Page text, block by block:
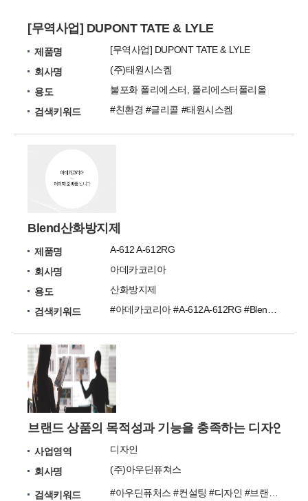
[무역사업] DUPONT TATE & LYLE
제품명
[무역사업] DUPONT TATE & LYLE
회사명
(주)태원시스켐
용도
불포화 폴리에스터, 폴리에스터폴리올
검색키워드
#친환경 #글리콜 #태원시스켐
Blend산화방지제
제품명
A-612 A-612RG
회사명
아데카코리아
용도
산화방지제
검색키워드
브랜드 상품의 목적성과 기능을 충족하는 디자인 제
사업영역
디자인
회사명
(주)아우딘퓨쳐스
검색키워드